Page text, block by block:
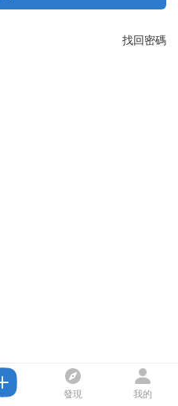
找回密碼
發現 我的